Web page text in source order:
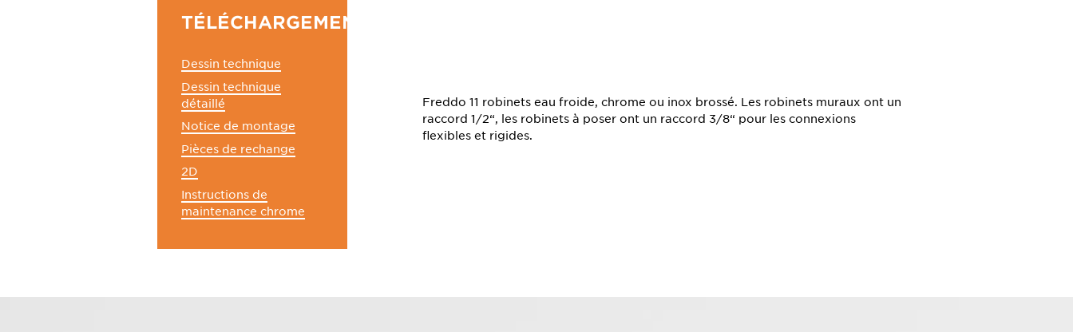
TÉLÉCHARGEMENTS
Dessin technique
Dessin technique
détaillé
Notice de montage
Pièces de rechange
2D
Instructions de
maintenance chrome
Freddo 11 robinets eau froide, chrome ou inox brossé. Les robinets muraux ont un
raccord 1/2“, les robinets à poser ont un raccord 3/8“ pour les connexions
flexibles et rigides.